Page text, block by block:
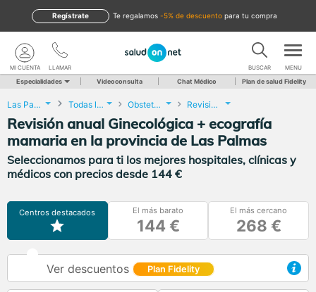
te regalamos -5% de descuento para tu compra
Regístrate
LLAMAR
MI CUENTA BUSCAR MENU
Especialidades Videoconsulta Chat Médico Plan de salud Fidelity
Las Palmas Todas las localidades Obstetricia y Ginecología Revisión anual Ginecológica + ecografía mamaria
Revisión anual Ginecológica + ecografía
mamaria en la provincia de Las Palmas
Seleccionamos para ti los mejores hospitales, clínicas y
médicos con precios desde 144 €
Centros destacados El más barato
144 €
El más cercano
268 €
Ver descuentos Plan Fidelity